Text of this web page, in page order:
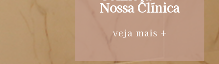
Nossa Clínica
veja mais +